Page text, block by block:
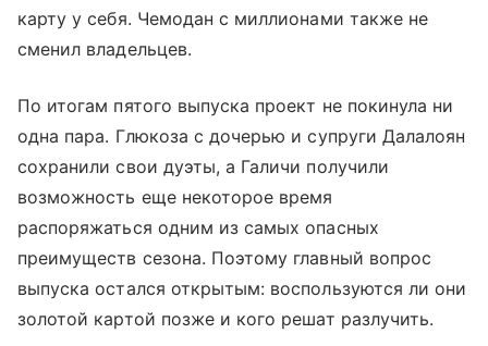
карту у себя. Чемодан с миллионами также не
сменил владельцев.
По итогам пятого выпуска проект не покинула ни
одна пара. Глюкоза с дочерью и супруги Далалоян
сохранили свои дуэты, а Галичи получили
возможность еще некоторое время
распоряжаться одним из самых опасных
преимуществ сезона. Поэтому главный вопрос
выпуска остался открытым: воспользуются ли они
золотой картой позже и кого решат разлучить.